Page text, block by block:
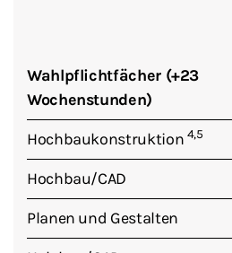
Wahlpflichtfächer (+23
Wochenstunden)
Hochbaukonstruktion 4,5
Hochbau/CAD
Planen und Gestalten